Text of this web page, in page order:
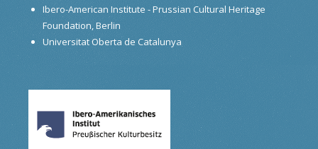
Ibero-American Institute - Prussian Cultural Heritage
Foundation, Berlin
Universitat Oberta de Catalunya